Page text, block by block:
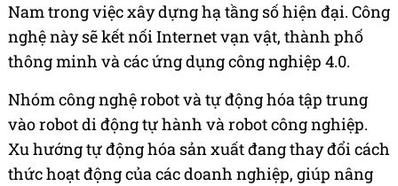
Nam trong việc xây dựng hạ tầng số hiện đại. Công
nghệ này sẽ kết nối Internet vạn vật, thành phố
thông minh và các ứng dụng công nghiệp 4.0.
Nhóm công nghệ robot và tự động hóa tập trung
vào robot di động tự hành và robot công nghiệp.
Xu hướng tự động hóa sản xuất đang thay đổi cách
thức hoạt động của các doanh nghiệp, giúp nâng